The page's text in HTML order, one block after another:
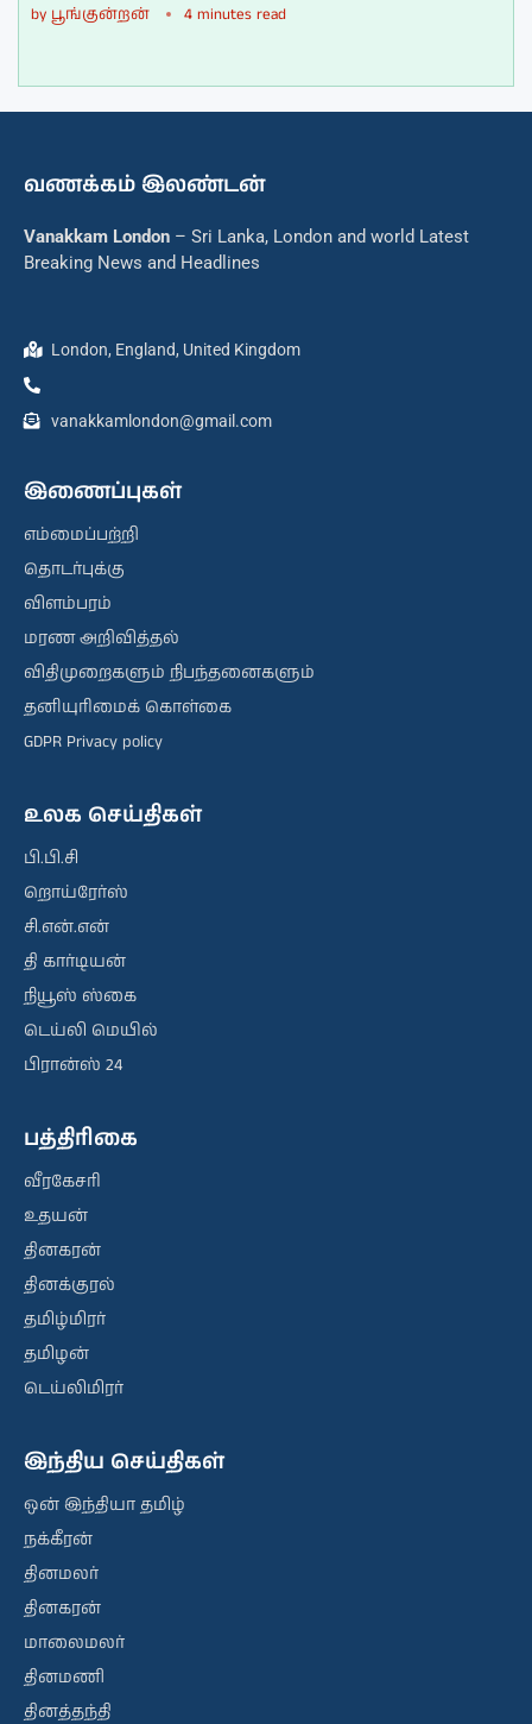
by பூங்குன்றன் 4 minutes read
வணக்கம் இலண்டன்
Vanakkam London – Sri Lanka, London and world Latest
Breaking News and Headlines
London, England, United Kingdom
vanakkamlondon@gmail.com
இணைப்புகள்
எம்மைப்பற்றி
தொடர்புக்கு
விளம்பரம்
மரண அறிவித்தல்
விதிமுறைகளும் நிபந்தனைகளும்
தனியுரிமைக் கொள்கை
GDPR Privacy policy
உலக செய்திகள்
பி.பி.சி
றொய்ரேர்ஸ்
சி.என்.என்
தி கார்டியன்
நியூஸ் ஸ்கை
டெய்லி மெயில்
பிரான்ஸ் 24
பத்திரிகை
வீரகேசரி
உதயன்
தினகரன்
தினக்குரல்
தமிழ்மிரர்
தமிழன்
டெய்லிமிரர்
இந்திய செய்திகள்
ஒன் இந்தியா தமிழ்
நக்கீரன்
தினமலர்
தினகரன்
மாலைமலர்
தினமணி
தினத்தந்தி